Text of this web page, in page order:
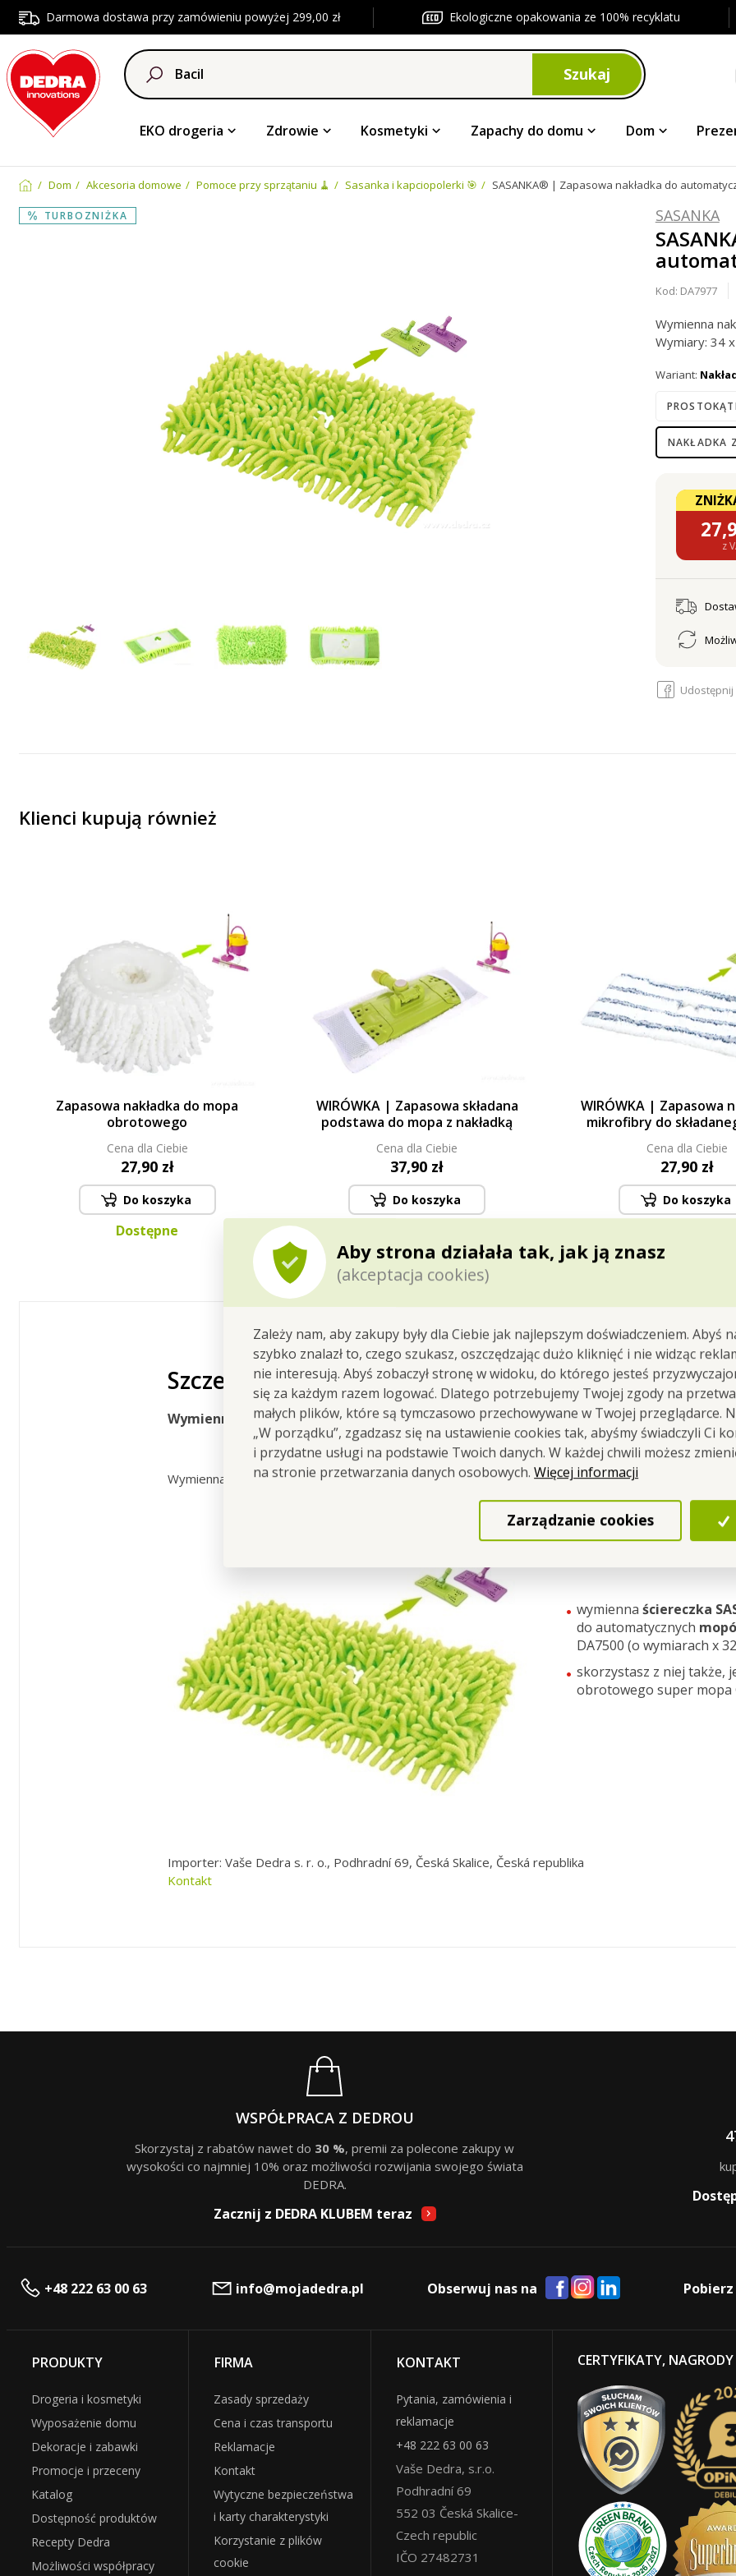
Darmowa dostawa przy zamówieniu powyżej 299,00 zł Ekologiczne opakowania ze 100% recyklatu
Szukaj
EKO drogeria Zdrowie Kosmetyki Zapachy do domu Dom
Aby strona działała tak, jak ją znasz
(akceptacja cookies)
Zależy nam, aby zakupy były dla Ciebie jak najlepszym doświadczeniem. Abyś
szybko znalazł to, czego szukasz, oszczędzając dużo kliknięć i nie widząc
nie interesują. Abyś zobaczył stronę w widoku, do którego jesteś
się za każdym razem logować. Dlatego potrzebujemy Twojej zgody na
małych plików, które są tymczasowo przechowywane w Twojej przeglądarce.
„W porządku”, zgadzasz się na ustawienie cookies tak, abyśmy świadczyli Ci
i przydatne usługi na podstawie Twoich danych. W każdej chwili możesz
na stronie przetwarzania danych osobowych.Więcej informacji
Zarządzanie cookies
Dom Akcesoria domowe Pomoce przy sprzątaniu 🧹 Sasanka i kapciopolerki 🎯 SASANKA® | Zapasowa nakładka do
TURBOZNIŻKA SASANKA
Kod: DA7977
Wymienna
Wymiary: 34
Wariant:
NAKŁADKA
z
Udostępnij
Klienci kupują również
Zapasowa nakładka do mopa
obrotowego
Cena dla Ciebie
27,90 zł
Do koszyka
Dostępne
WIRÓWKA | Zapasowa składana
podstawa do mopa z nakładką
Cena dla Ciebie
37,90 zł
Do koszyka
WIRÓWKA | Zapasowa
mikrofibry do
Cena dla Ciebie
27,90 zł
Do koszyka
Szczegółowy opis
Wymienna nakładka czyszcząca zielona z materiału SASANKA® do mopa. Wymiary: 34
Wymienna ściereczka do mopa, zielona (wymiary: 34 x 14 cm) z materiału SASANKA® .
wymienna ściereczka
do automatycznych
DA7500 (o wymiarach x
skorzystasz z niej także,
obrotowego super mopa
Importer: Vaše Dedra s. r. o., Podhradní 69, Česká Skalice, Česká republika
Kontakt
WSPÓŁPRACA Z DEDROU
Skorzystaj z rabatów nawet do 30 %, premii za polecone zakupy w
wysokości co najmniej 10% oraz możliwości rozwijania swojego świata
DEDRA.
Zacznij z DEDRA KLUBEM teraz
+48 222 63 00 63 info@mojadedra.pl Obserwuj nas na
PRODUKTY
Drogeria i kosmetyki
Wyposażenie domu
Dekoracje i zabawki
Promocje i przeceny
Katalog
Dostępność produktów
Recepty Dedra
Możliwości współpracy
FIRMA
Zasady sprzedaży
Cena i czas transportu
Reklamacje
Kontakt
Wytyczne bezpieczeństwa
i karty charakterystyki
Korzystanie z plików
cookie
KONTAKT
Pytania, zamówienia i
reklamacje
+48 222 63 00 63
Vaše Dedra, s.r.o.
Podhradní 69
552 03 Česká Skalice-
Czech republic
IČO 27482731
CERTYFIKATY,